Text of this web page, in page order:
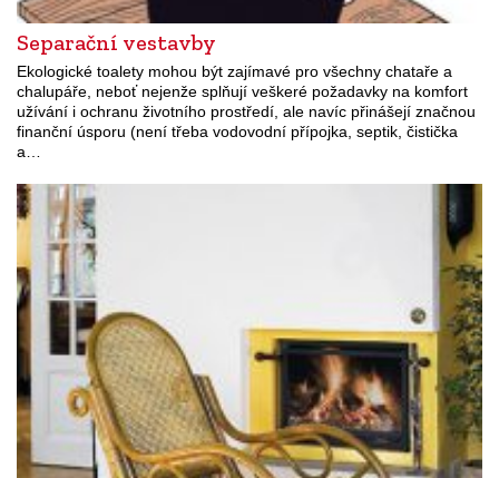
Separační vestavby
Ekologické toalety mohou být zajímavé pro všechny chataře a
chalupáře, neboť nejenže splňují veškeré požadavky na komfort
užívání i ochranu životního prostředí, ale navíc přinášejí značnou
finanční úsporu (není třeba vodovodní přípojka, septik, čistička
a…